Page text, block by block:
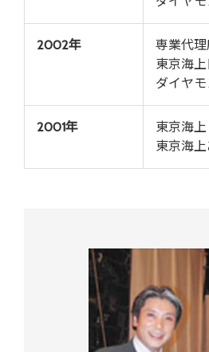
2002年
専業代
東京海
ダイヤ
2001年 東京海
東京海